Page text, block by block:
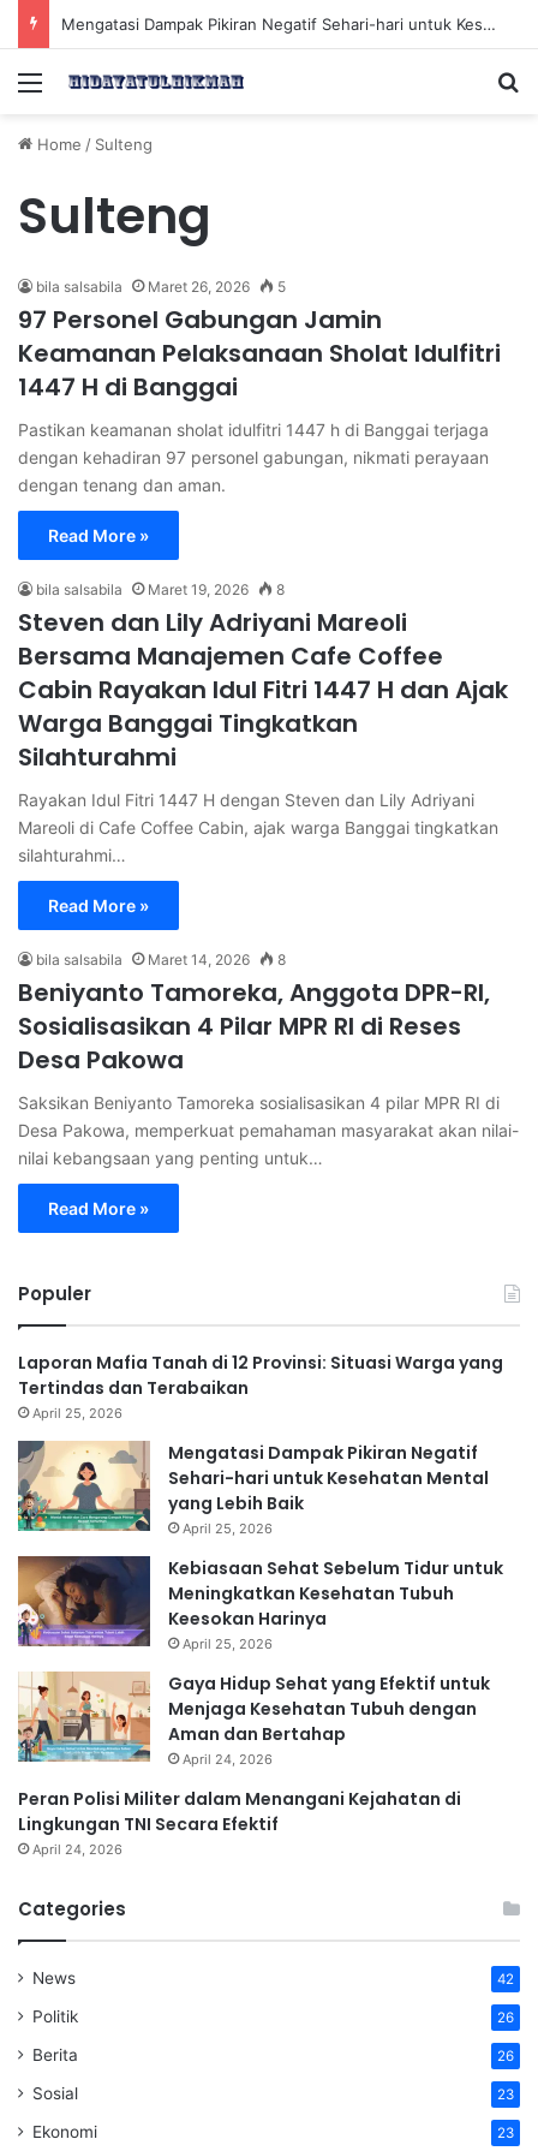
Mengatasi Dampak Pikiran Negatif Sehari-hari untuk Kesehatan Mental yang Lebih Baik
Menu
Home / Sulteng
Sulteng
bila salsabila Maret 26, 2026 5
97 Personel Gabungan Jamin
Keamanan Pelaksanaan Sholat Idulfitri
1447 H di Banggai
Pastikan keamanan sholat idulfitri 1447 h di Banggai terjaga
dengan kehadiran 97 personel gabungan, nikmati perayaan
dengan tenang dan aman.
Read More »
bila salsabila Maret 19, 2026 8
Steven dan Lily Adriyani Mareoli
Bersama Manajemen Cafe Coffee
Cabin Rayakan Idul Fitri 1447 H dan Ajak
Warga Banggai Tingkatkan
Silahturahmi
Rayakan Idul Fitri 1447 H dengan Steven dan Lily Adriyani
Mareoli di Cafe Coffee Cabin, ajak warga Banggai tingkatkan
silahturahmi…
Read More »
bila salsabila Maret 14, 2026 8
Beniyanto Tamoreka, Anggota DPR-RI,
Sosialisasikan 4 Pilar MPR RI di Reses
Desa Pakowa
Saksikan Beniyanto Tamoreka sosialisasikan 4 pilar MPR RI di
Desa Pakowa, memperkuat pemahaman masyarakat akan nilai-
nilai kebangsaan yang penting untuk…
Read More »
Populer
Laporan Mafia Tanah di 12 Provinsi: Situasi Warga yang
Tertindas dan Terabaikan
April 25, 2026
Mengatasi Dampak Pikiran Negatif
Sehari-hari untuk Kesehatan Mental
yang Lebih Baik
April 25, 2026
Kebiasaan Sehat Sebelum Tidur untuk
Meningkatkan Kesehatan Tubuh
Keesokan Harinya
April 25, 2026
Gaya Hidup Sehat yang Efektif untuk
Menjaga Kesehatan Tubuh dengan
Aman dan Bertahap
April 24, 2026
Peran Polisi Militer dalam Menangani Kejahatan di
Lingkungan TNI Secara Efektif
April 24, 2026
Categories
News 42
Politik 26
Berita 26
Sosial 23
Ekonomi 23